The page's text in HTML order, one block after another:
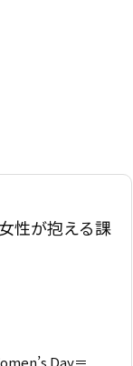
性が抱える課
Day＝